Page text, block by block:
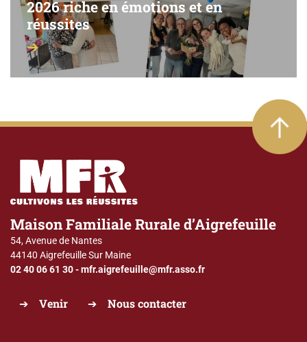
2026 riche en émotions et en
réussites
Maison Familiale Rurale d’Aigrefeuille
54, Avenue de Nantes
44140 Aigrefeuille Sur Maine
02 40 06 61 30-mfr.aigrefeuille@mfr.asso.fr
Venir Nous contacter